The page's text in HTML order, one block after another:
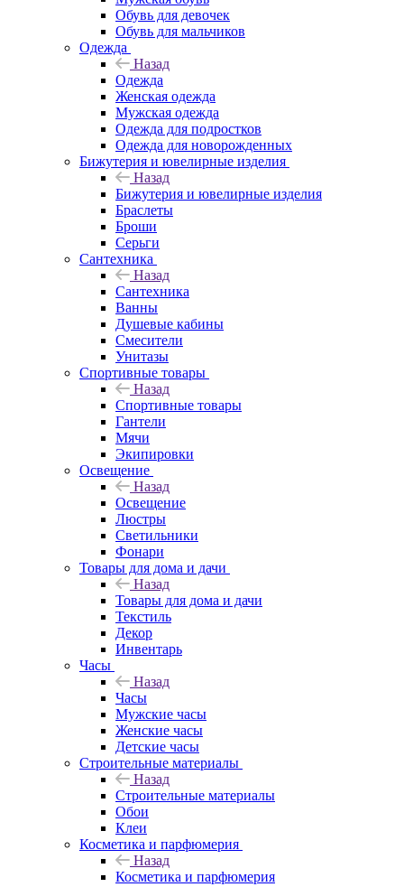
Обувь для девочек
Обувь для мальчиков
Одежда
Назад
Одежда
Женская одежда
Мужская одежда
Одежда для подростков
Одежда для новорожденных
Бижутерия и ювелирные изделия
Назад
Бижутерия и ювелирные изделия
Браслеты
Броши
Серьги
Сантехника
Назад
Сантехника
Ванны
Душевые кабины
Смесители
Унитазы
Спортивные товары
Назад
Спортивные товары
Гантели
Мячи
Экипировки
Освещение
Назад
Освещение
Люстры
Светильники
Фонари
Товары для дома и дачи
Назад
Товары для дома и дачи
Текстиль
Декор
Инвентарь
Часы
Назад
Часы
Мужские часы
Женские часы
Детские часы
Строительные материалы
Назад
Строительные материалы
Обои
Клеи
Косметика и парфюмерия
Назад
Косметика и парфюмерия